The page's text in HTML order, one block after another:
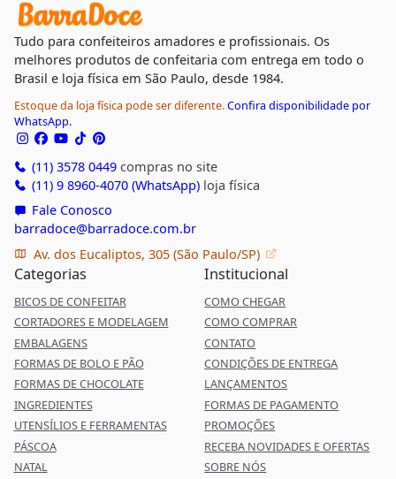
Tudo para confeiteiros amadores e profissionais. Os
melhores produtos de confeitaria com entrega em todo o
Brasil e loja física em São Paulo, desde 1984.
Estoque da loja física pode ser diferente.Confira disponibilidade por
WhatsApp.
(11) 3578 0449compras no site
(11) 9 8960-4070 (WhatsApp)loja física
Fale Conosco
barradoce@barradoce.com.br
Av. dos Eucaliptos, 305 (São Paulo/SP)
Categorias
BICOS DE CONFEITAR
CORTADORES E MODELAGEM
EMBALAGENS
FORMAS DE BOLO E PÃO
FORMAS DE CHOCOLATE
INGREDIENTES
UTENSÍLIOS E FERRAMENTAS
PÁSCOA
NATAL
Institucional
COMO CHEGAR
COMO COMPRAR
CONTATO
CONDIÇÕES DE ENTREGA
LANÇAMENTOS
FORMAS DE PAGAMENTO
PROMOÇÕES
RECEBA NOVIDADES E OFERTAS
SOBRE NÓS